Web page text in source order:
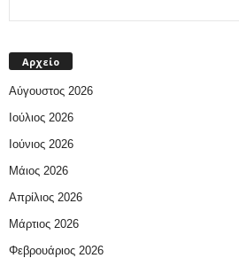
Αρχείο
Αύγουστος 2026
Ιούλιος 2026
Ιούνιος 2026
Μάιος 2026
Απρίλιος 2026
Μάρτιος 2026
Φεβρουάριος 2026